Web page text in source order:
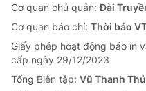
Cơ quan chủ quản:Đài
Cơ quan báo chí: Thời báo
Giấy phép hoạt động báo in
cấp ngày 29/12/2023
Tổng Biên tập: Vũ Thanh